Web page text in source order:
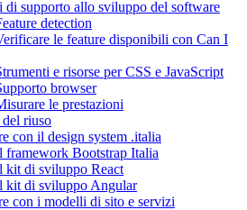
di supporto allo sviluppo del software
detection
le feature disponibili con Can I
e risorse per CSS e JavaScript
browser
le prestazioni
riuso
con il design system .italia
framework Bootstrap Italia
kit di sviluppo React
kit di sviluppo Angular
con i modelli di sito e servizi